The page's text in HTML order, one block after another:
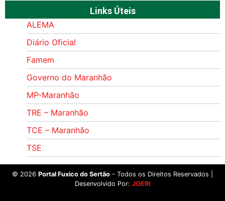
Links Úteis
ALEMA
Diário Oficial
Famem
Governo do Maranhão
MP-Maranhão
TRE – Maranhão
TCE – Maranhão
TSE
© 2026 Portal Fuxico do Sertão - Todos os Direitos Reservados |
Desenvolvido Por: JOERI